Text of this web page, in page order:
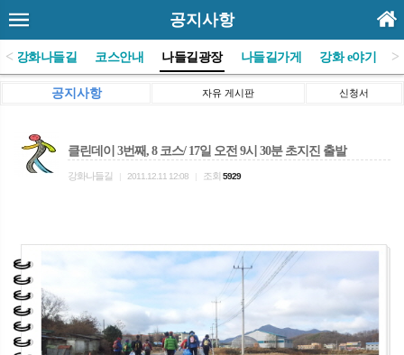
공지사항
<)강화나들길 코스안내 나들길광장 나들길가게 강화 e야기 >
공지사항 자유 게시판 신청서
클린데이 3번째, 8 코스/ 17일 오전 9시 30분 초지진 출발
강화나들길 2011.12.11 12:08 조회 5929